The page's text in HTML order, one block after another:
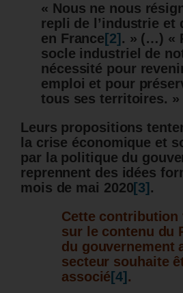
« Nous ne nous
repli de l’industrie et
en France [2] . » (…) «
socle industriel de
nécessité pour
emploi et pour
tous ses territoires. »
Leurs propositions
la crise économique et
par la politique du
reprennent des idées
mois de mai 2020[3] .
Cette
sur le contenu du
du gouvernement
secteur souhaite
associé [4] .